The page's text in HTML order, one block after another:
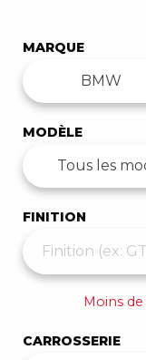
MARQUE
BMW
MODÈLE
Tous les
FINITION
Moins
CARROSSERIE